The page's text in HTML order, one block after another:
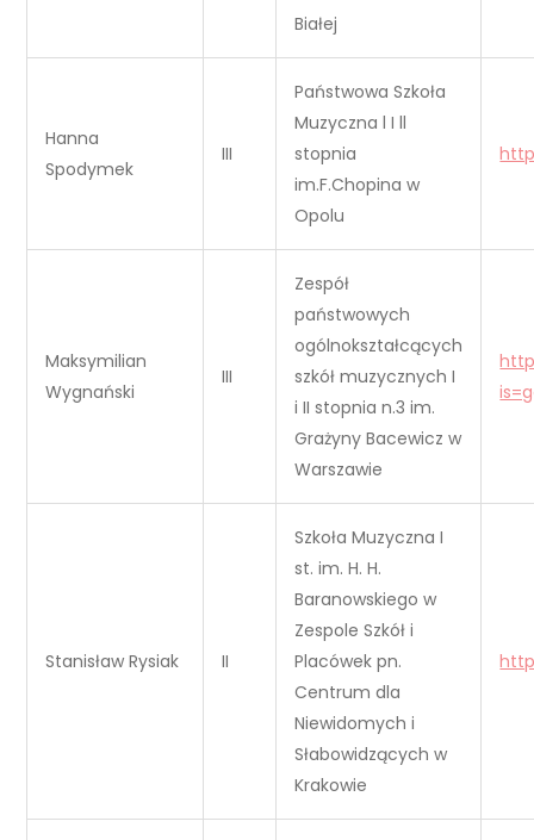
Białej
Hanna
Spodymek
III
Państwowa Szkoła
Muzyczna l I ll
stopnia
im.F.Chopina w
Opolu
Maksymilian
Wygnański
III
Zespół
państwowych
ogólnokształcących
szkół muzycznych I
i II stopnia n.3 im.
Grażyny Bacewicz w
Warszawie
Stanisław Rysiak II
Szkoła Muzyczna I
st. im. H. H.
Baranowskiego w
Zespole Szkół i
Placówek pn.
Centrum dla
Niewidomych i
Słabowidzących w
Krakowie